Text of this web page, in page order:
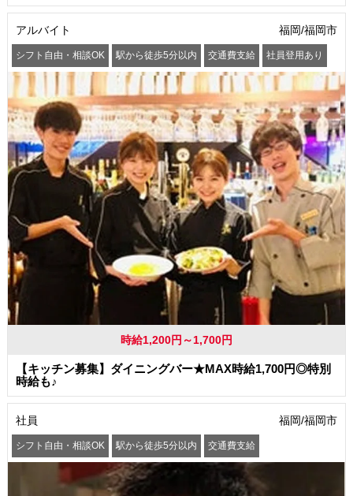
アルバイト 福岡/福岡市
シフト自由・相談OK 駅から徒歩5分以内 交通費支給 社員登用あり
時給1,200円～1,700円
【キッチン募集】ダイニングバー★MAX時給1,700円◎特別
時給も♪
社員 福岡/福岡市
シフト自由・相談OK 駅から徒歩5分以内 交通費支給